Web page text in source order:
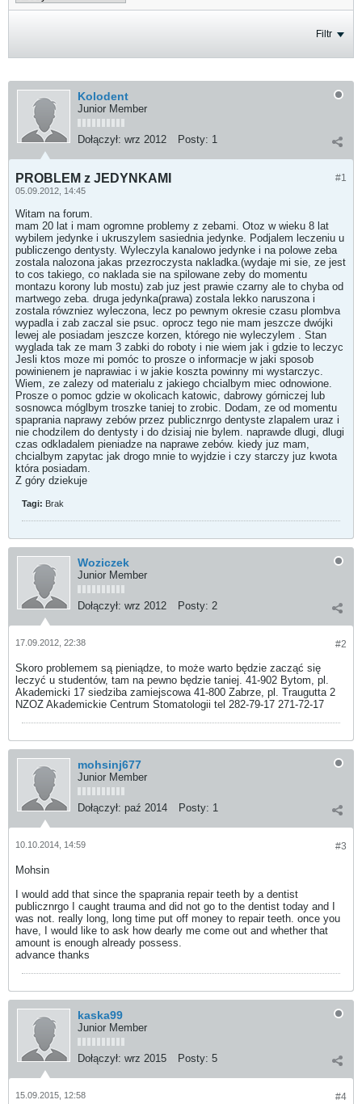
Filtr
Kolodent
Junior Member
Dołączył: wrz 2012 Posty: 1
#1
PROBLEM z JEDYNKAMI
05.09.2012, 14:45
Witam na forum.
mam 20 lat i mam ogromne problemy z zebami. Otoz w wieku 8 lat
wybilem jedynke i ukruszylem sasiednia jedynke. Podjalem leczeniu u
publiczengo dentysty. Wyleczyla kanalowo jedynke i na polowe zeba
zostala nalozona jakas przezroczysta nakladka.(wydaje mi sie, ze jest
to cos takiego, co naklada sie na spilowane zeby do momentu
montazu korony lub mostu) zab juz jest prawie czarny ale to chyba od
martwego zeba. druga jedynka(prawa) zostala lekko naruszona i
zostala rówzniez wyleczona, lecz po pewnym okresie czasu plombva
wypadla i zab zaczal sie psuc. oprocz tego nie mam jeszcze dwójki
lewej ale posiadam jeszcze korzen, którego nie wyleczylem . Stan
wyglada tak ze mam 3 zabki do roboty i nie wiem jak i gdzie to leczyc
Jesli ktos moze mi pomóc to prosze o informacje w jaki sposob
powinienem je naprawiac i w jakie koszta powinny mi wystarczyc.
Wiem, ze zalezy od materialu z jakiego chcialbym miec odnowione.
Prosze o pomoc gdzie w okolicach katowic, dabrowy górniczej lub
sosnowca móglbym troszke taniej to zrobic. Dodam, ze od momentu
spaprania naprawy zebów przez publicznrgo dentyste zlapalem uraz i
nie chodzilem do dentysty i do dzisiaj nie bylem. naprawde dlugi, dlugi
czas odkladalem pieniadze na naprawe zebów. kiedy juz mam,
chcialbym zapytac jak drogo mnie to wyjdzie i czy starczy juz kwota
która posiadam.
Z góry dziekuje
Tagi: Brak
Woziczek
Junior Member
Dołączył: wrz 2012 Posty: 2
#2
17.09.2012, 22:38
Skoro problemem są pieniądze, to może warto będzie zacząć się
leczyć u studentów, tam na pewno będzie taniej. 41-902 Bytom, pl.
Akademicki 17 siedziba zamiejscowa 41-800 Zabrze, pl. Traugutta 2
NZOZ Akademickie Centrum Stomatologii tel 282-79-17 271-72-17
mohsinj677
Junior Member
Dołączył: paź 2014 Posty: 1
#3
10.10.2014, 14:59
Mohsin
I would add that since the spaprania repair teeth by a dentist
publicznrgo I caught trauma and did not go to the dentist today and I
was not. really long, long time put off money to repair teeth. once you
have, I would like to ask how dearly me come out and whether that
amount is enough already possess.
advance thanks
kaska99
Junior Member
Dołączył: wrz 2015 Posty: 5
#4
15.09.2015, 12:58